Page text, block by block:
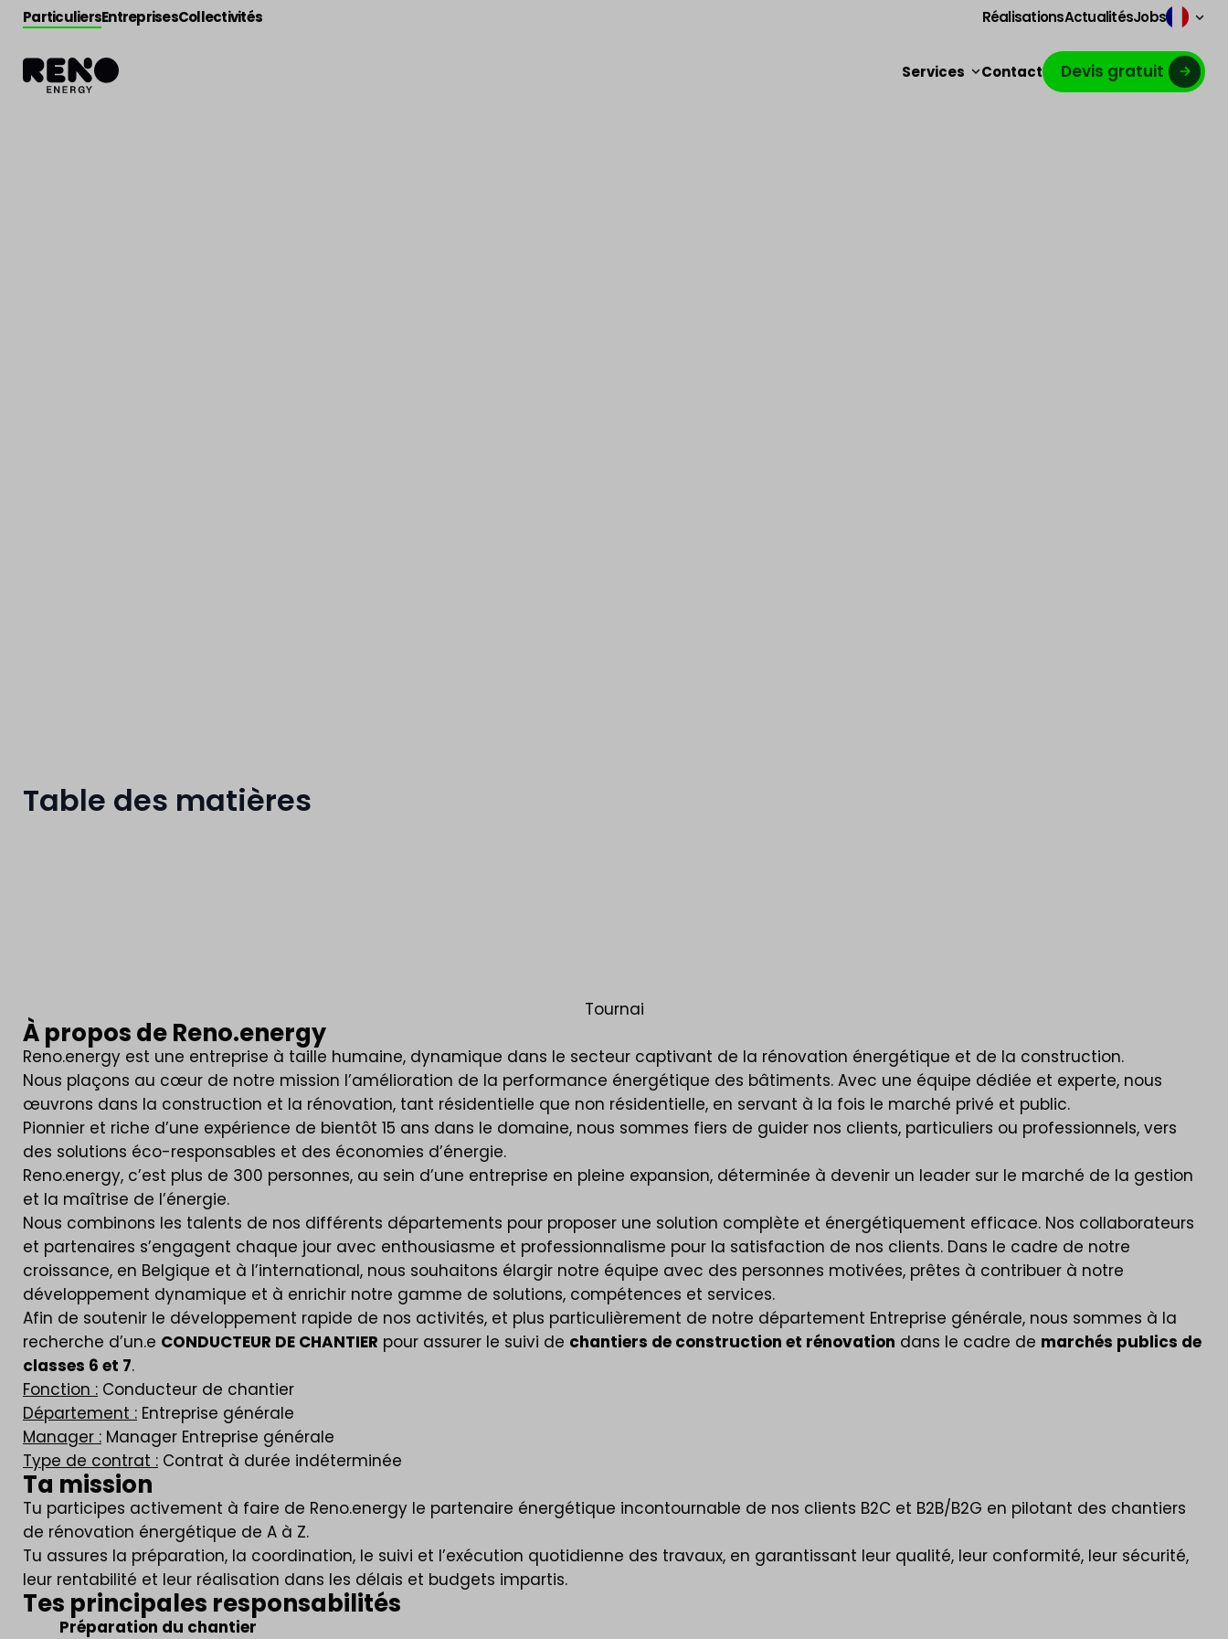
ParticuliersEntreprisesCollectivités RéalisationsActualitésJobs
Services Contact Devis gratuit
Table des matières
Tournai
À propos de Reno.energy
Reno.energy est une entreprise à taille humaine, dynamique dans le secteur captivant de la rénovation énergétique et de la construction.
Nous plaçons au cœur de notre mission l’amélioration de la performance énergétique des bâtiments. Avec une équipe dédiée et experte, nous
œuvrons dans la construction et la rénovation, tant résidentielle que non résidentielle, en servant à la fois le marché privé et public.
Pionnier et riche d’une expérience de bientôt 15 ans dans le domaine, nous sommes fiers de guider nos clients, particuliers ou professionnels, vers
des solutions éco-responsables et des économies d’énergie.
Reno.energy, c’est plus de 300 personnes, au sein d’une entreprise en pleine expansion, déterminée à devenir un leader sur le marché de la gestion
et la maîtrise de l’énergie.
Nous combinons les talents de nos différents départements pour proposer une solution complète et énergétiquement efficace. Nos collaborateurs
et partenaires s’engagent chaque jour avec enthousiasme et professionnalisme pour la satisfaction de nos clients. Dans le cadre de notre
croissance, en Belgique et à l’international, nous souhaitons élargir notre équipe avec des personnes motivées, prêtes à contribuer à notre
développement dynamique et à enrichir notre gamme de solutions, compétences et services.
Afin de soutenir le développement rapide de nos activités, et plus particulièrement de notre département Entreprise générale, nous sommes à la
recherche d’un.e CONDUCTEUR DE CHANTIER pour assurer le suivi de chantiers de construction et rénovation dans le cadre de marchés publics de
classes 6 et 7.
Fonction : Conducteur de chantier
Département : Entreprise générale
Manager : Manager Entreprise générale
Type de contrat : Contrat à durée indéterminée
Ta mission
Tu participes activement à faire de Reno.energy le partenaire énergétique incontournable de nos clients B2C et B2B/B2G en pilotant des chantiers
de rénovation énergétique de A à Z.
Tu assures la préparation, la coordination, le suivi et l’exécution quotidienne des travaux, en garantissant leur qualité, leur conformité, leur sécurité,
leur rentabilité et leur réalisation dans les délais et budgets impartis.
Tes principales responsabilités
Préparation du chantier